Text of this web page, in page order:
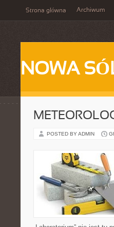
Strona główna Archiwum
NOWA
POSTED BY ADMIN